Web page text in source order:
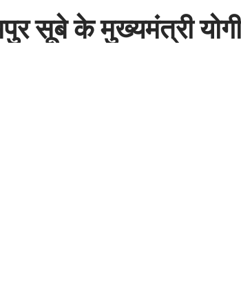
सूबे के मुख्यमंत्री